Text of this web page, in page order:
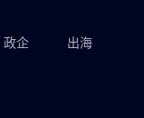
政企 出海